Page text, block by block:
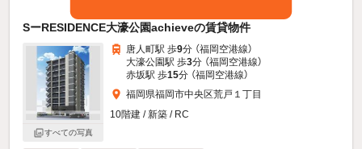
SーRESIDENCE大濠公園achieveの賃貸物件
すべての写真
唐人町駅 歩9分 （福岡空港線）
大濠公園駅 歩3分 （福岡空港線）
赤坂駅 歩15分 （福岡空港線）
福岡県福岡市中央区荒戸１丁目
10階建 / 新築 / RC